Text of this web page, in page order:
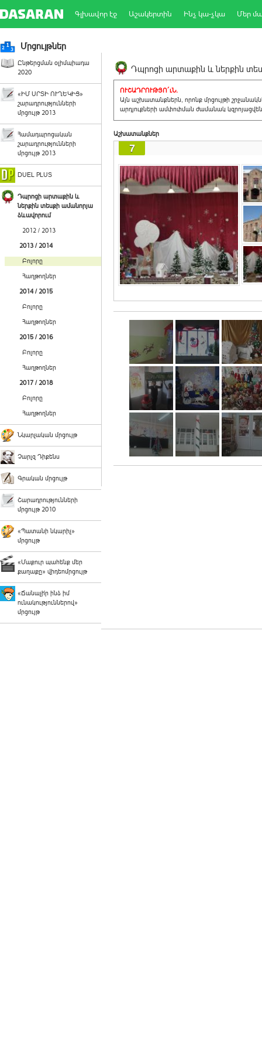
Գլխավոր էջ Աշակերտին Ինչ կա-չկա Մեր
Մրցույթներ
Ընթերցման օլիմպիադա
2020
«ԻՄ ՍՐՏԻ ՈՒՂԵԿԻՑ»
շարադրությունների
մրցույթ 2013
Համադպրոցական
շարադրությունների
մրցույթ 2013
DUEL PLUS
Դպրոցի արտաքին և
ներքին տեսքի ամանորյա
ձևավորում
2012 / 2013
2013 / 2014
Բոլորը
Հաղթողներ
2014 / 2015
Բոլորը
Հաղթողներ
2015 / 2016
Բոլորը
Հաղթողներ
2017 / 2018
Բոլորը
Հաղթողներ
Նկարչական մրցույթ
Չարլզ Դիքենս
Գրական մրցույթ
Շարադրությունների
մրցույթ 2010
«Պատանի նկարիչ»
մրցույթ
«Մաքուր պահենք մեր
քաղաքը» վիդեոմրցույթ
«Ճանաչի՛ր ինձ իմ
ունակություններով»
մրցույթ
Դպրոցի արտաքին և ներքին
ՈՒՇԱԴՐՈՒԹՅՈ´ւՆ.
Այն աշխատանքներն, որոնք մրցույթի
արդյուքների ամփոփման ժամանակ
Աշխատանքներ
7